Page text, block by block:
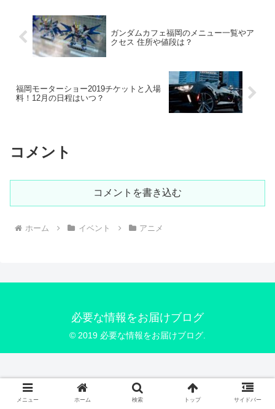
ガンダムカフェ福岡のメニュー一覧やア
クセス 住所や値段は？
福岡モーターショー2019チケットと入場
料！12月の日程はいつ？
コメント
コメントを書き込む
ホーム イベント アニメ
必要な情報をお届けブログ
© 2019 必要な情報をお届けブログ.
メニュー ホーム 検索 トップ サイドバー